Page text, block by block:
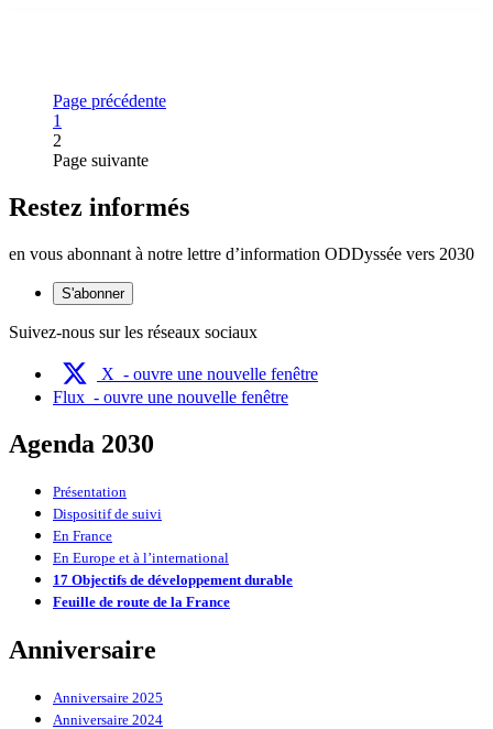
Page précédente
Page
1
2
Page suivante
Restez informés
en vous abonnant à notre lettre d’information ODDyssée vers 2030
S'abonner
Suivez-nous sur les réseaux sociaux
X - ouvre une nouvelle fenêtre
Flux - ouvre une nouvelle fenêtre
Agenda 2030
Présentation
Dispositif de suivi
En France
En Europe et à l’international
17 Objectifs de développement durable
Feuille de route de la France
Anniversaire
Anniversaire 2025
Anniversaire 2024